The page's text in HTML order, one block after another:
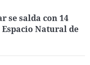
se salda con 14
Natural de